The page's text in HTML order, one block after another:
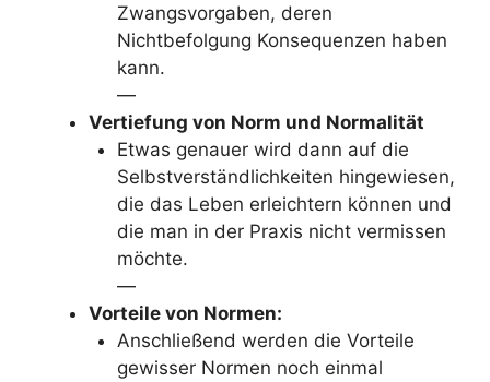
Zwangsvorgaben, deren
Nichtbefolgung Konsequenzen haben
kann.
—
Vertiefung von Norm und Normalität
Etwas genauer wird dann auf die
Selbstverständlichkeiten hingewiesen,
die das Leben erleichtern können und
die man in der Praxis nicht vermissen
möchte.
—
Vorteile von Normen:
Anschließend werden die Vorteile
gewisser Normen noch einmal